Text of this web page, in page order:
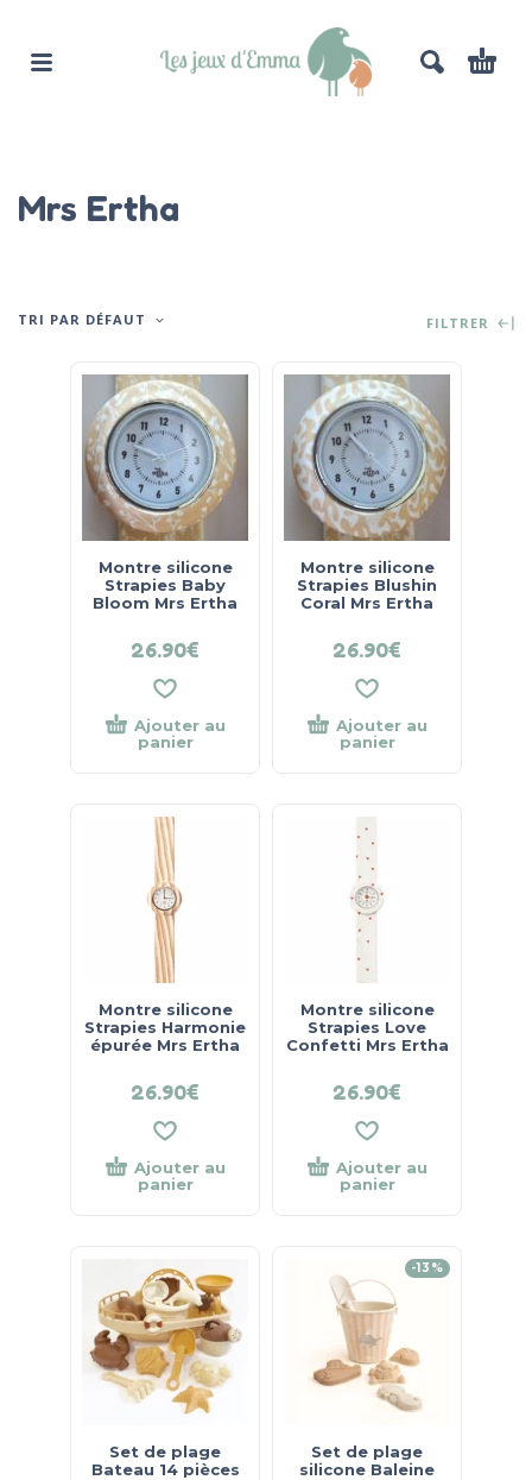
Mrs Ertha
TRI PAR DÉFAUT FILTRER
Montre silicone
Strapies Baby
Bloom Mrs Ertha
26.90€
Ajouter au
panier
Montre silicone
Strapies Blushin
Coral Mrs Ertha
26.90€
Ajouter au
panier
Montre silicone
Strapies Harmonie
épurée Mrs Ertha
26.90€
Ajouter au
panier
Montre silicone
Strapies Love
Confetti Mrs Ertha
26.90€
Ajouter au
panier
Set de plage
Bateau 14 pièces
-13%
Set de plage
silicone Baleine